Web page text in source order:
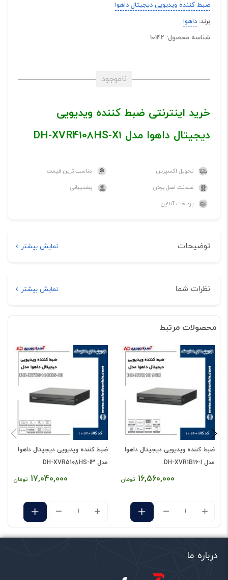
ضبط کننده ویدیویی دیجیتال داهوا
برند: داهوا
شناسه محصول: 10142
ناموجود
خرید اینترنتی ضبط کننده ویدیویی
دیجیتال داهوا مدل DH-XVR4108HS-X1
تحویل اکسپرس
مناسب ترین قیمت
ضمانت اصل بودن
پشتیبانی
پرداخت آنلاین
توضیحات نمایش بیشتر
نظرات شما نمایش بیشتر
هیچ دیدگاهی برای این محصول نوشته نشده است.
اولین نفری باشید که دیدگاهی را ارسال می کنید برای
“ضبط کننده ویدیویی دیجیتال داهوا مدل DH-
XVR4108HS-X1”
نشانی ایمیل شما منتشر نخواهد شد.
بخش‌های موردنیاز علامت‌گذاری
شده‌اند
*
امتیاز شما
دیدگاه شما*
محصولات مرتبط
ضبط کننده ویدیویی دیجیتال داهوا
مدل DH-XVR1B16-I
16,560,000 تومان
ضبط کننده ویدیویی دیجیتال داهوا
مدل DH-XVR5108HS-I3
17,040,000 تومان
درباره ما